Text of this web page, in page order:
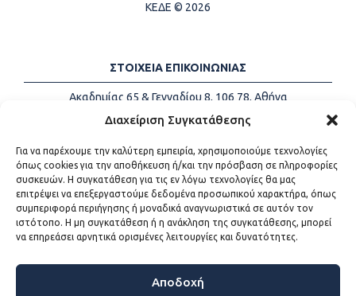
Διαχείριση Συγκατάθεσης
Για να παρέχουμε την καλύτερη εμπειρία, χρησιμοποιούμε τεχνολογίες
όπως cookies για την αποθήκευση ή/και την πρόσβαση σε πληροφορίες
συσκευών. Η συγκατάθεση για τις εν λόγω τεχνολογίες θα μας
επιτρέψει να επεξεργαστούμε δεδομένα προσωπικού χαρακτήρα, όπως
συμπεριφορά περιήγησης ή μοναδικά αναγνωριστικά σε αυτόν τον
ιστότοπο. Η μη συγκατάθεση ή η ανάκληση της συγκατάθεσης, μπορεί
να επηρεάσει αρνητικά ορισμένες λειτουργίες και δυνατότητες.
Αποδοχή
ΚΕΔΕ © 2026
ΣΤΟΙΧΕΙΑ ΕΠΙΚΟΙΝΩΝΙΑΣ
Ακαδημίας 65 & Γενναδίου 8, 106 78, Αθήνα
Τηλέφωνα:
+30 213-2147500
Email:
info@kede.gr
ΧΡΗΣΙΜΟΙ ΣΥΝΔΕΣΜΟΙ
Η ΚΕΔΕ
Sitemap
Προσβασιμότητα